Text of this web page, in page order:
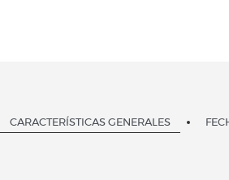
CARACTERÍSTICAS GENERALES